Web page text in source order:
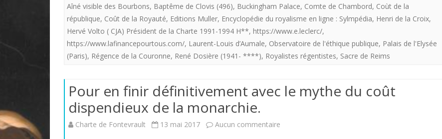
et
légendes.
Le
coût
la
royauté.
Aîné visible des Bourbons, Baptême de Clovis (496), Buckingham Palace, Comte de Chambord, Coùt de la
république, Coût de la Royauté, Editions Muller, Encyclopédie du royalisme en ligne : Sylmpédia, Henri de la Croix,
Hervé Volto ( CJA) Président de la Charte 1991-1994 H**, https://www.e.leclerc/,
https://www.lafinancepourtous.com/, Laurent-Louis d’Aumale, Observatoire de l'éthique publique, Palais de l'Elysée
(Paris), Régence de la Couronne, René Dosière (1941- ****), Royalistes régentistes, Sacre de Reims
Pour en finir définitivement avec le mythe du coût
dispendieux de la monarchie.
Charte de Fontevrault 13 mai 2017 Aucun commentaire